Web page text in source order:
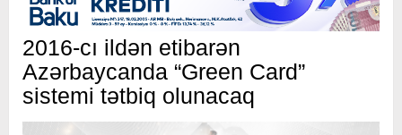
2016-cı ildən etibarən
Azərbaycanda “Green Card”
sistemi tətbiq olunacaq